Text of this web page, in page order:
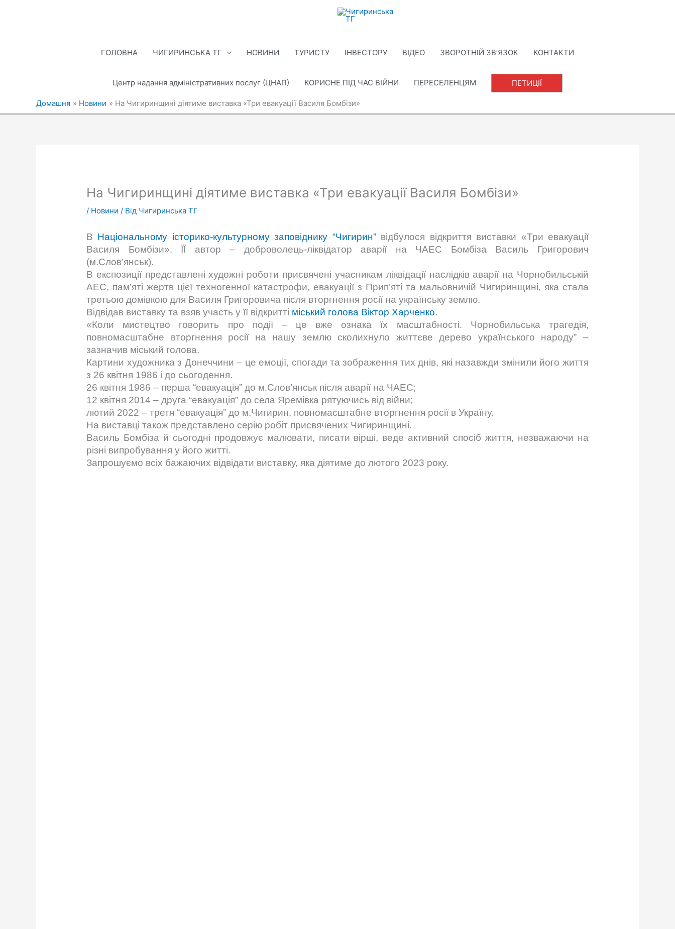
ГОЛОВНА ЧИГИРИНСЬКА ТГ НОВИНИ ТУРИСТУ ІНВЕСТОРУ ВІДЕО ЗВОРОТНІЙ ЗВ’ЯЗОК КОНТАКТИ
Центр надання адміністративних послуг (ЦНАП) КОРИСНЕ ПІД ЧАС ВІЙНИ ПЕРЕСЕЛЕНЦЯМ ПЕТИЦІЇ
Домашня Новини На Чигиринщині діятиме виставка «Три евакуації Василя Бомбізи»
На Чигиринщині діятиме виставка «Три евакуації Василя Бомбізи»
/ Новини / Від Чигиринська ТГ
В Національному історико-культурному заповіднику “Чигирин”відбулося відкриття виставки «Три евакуації
Василя Бомбізи». ЇЇ автор – доброволець-ліквідатор аварії на ЧАЕС Бомбіза Василь Григорович
(м.Слов’янськ).
В експозиції представлені художні роботи присвячені учасникам ліквідації наслідків аварії на Чорнобильській
АЕС, пам’яті жертв цієї техногенної катастрофи, евакуації з Прип’яті та мальовничій Чигиринщині, яка стала
третьою домівкою для Василя Григоровича після вторгнення росії на українську землю.
Відвідав виставку та взяв участь у її відкритті міський голова Віктор Харченко.
«Коли мистецтво говорить про події – це вже ознака їх масштабності. Чорнобильська трагедія,
повномасштабне вторгнення росії на нашу землю сколихнуло життєве дерево українського народу” –
зазначив міський голова.
Картини художника з Донеччини – це емоції, спогади та зображення тих днів, які назавжди змінили його життя
з 26 квітня 1986 і до сьогодення.
26 квітня 1986 – перша “евакуація” до м.Слов’янськ після аварії на ЧАЕС;
12 квітня 2014 – друга “евакуація” до села Яремівка рятуючись від війни;
лютий 2022 – третя “евакуація” до м.Чигирин, повномасштабне вторгнення росії в Україну.
На виставці також представлено серію робіт присвячених Чигиринщині.
Василь Бомбіза й сьогодні продовжує малювати, писати вірші, веде активний спосіб життя, незважаючи на
різні випробування у його житті.
Запрошуємо всіх бажаючих відвідати виставку, яка діятиме до лютого 2023 року.